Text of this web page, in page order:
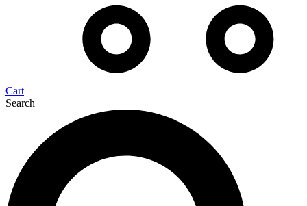
Cart
Search